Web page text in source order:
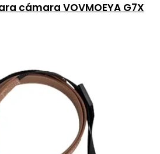
cámara VOVMOEYA G7X